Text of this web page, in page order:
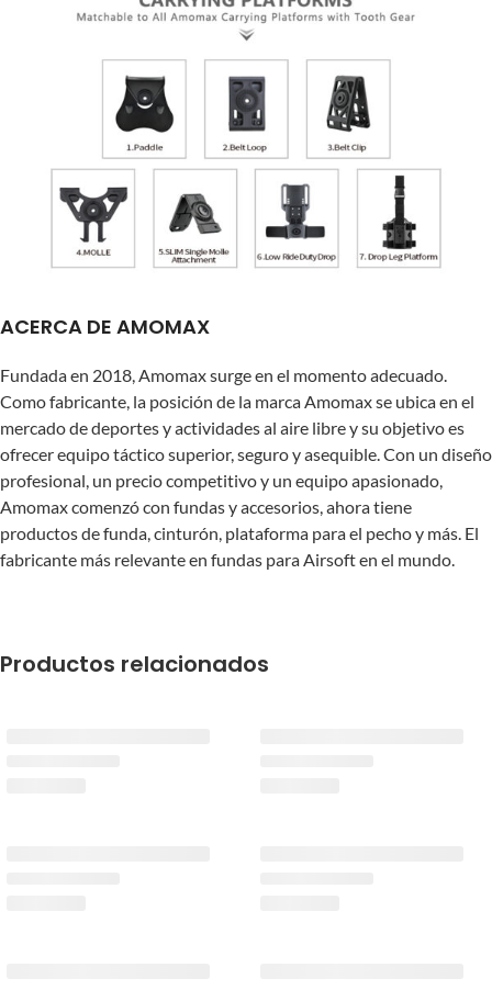
ACERCA DE AMOMAX
Fundada en 2018, Amomax surge en el momento adecuado.
Como fabricante, la posición de la marca Amomax se ubica en el
mercado de deportes y actividades al aire libre y su objetivo es
ofrecer equipo táctico superior, seguro y asequible. Con un diseño
profesional, un precio competitivo y un equipo apasionado,
Amomax comenzó con fundas y accesorios, ahora tiene
productos de funda, cinturón, plataforma para el pecho y más. El
fabricante más relevante en fundas para Airsoft en el mundo.
Productos relacionados